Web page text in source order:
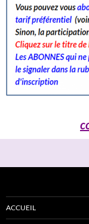
ACCUEIL